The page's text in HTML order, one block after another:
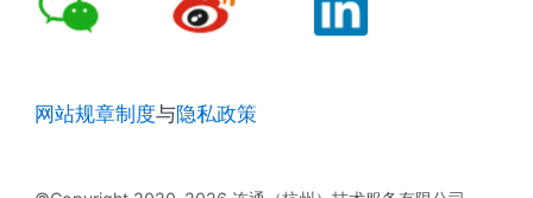
网站规章制度与隐私政策